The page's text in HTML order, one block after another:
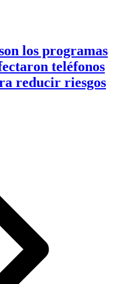
los programas
teléfonos
reducir riesgos